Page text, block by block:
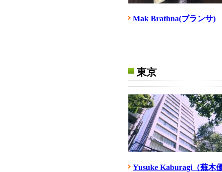
Mak Brathna(ブランサ)
東京
Yusuke Kaburagi（蕪木